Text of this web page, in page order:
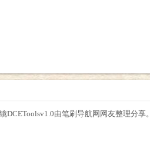
由笔刷导航网网友整理分享。